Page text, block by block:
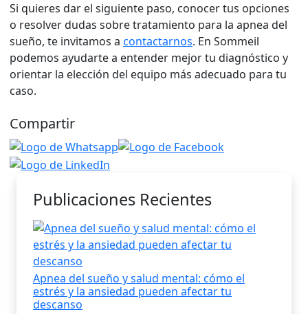
Si quieres dar el siguiente paso, conocer tus opciones
o resolver dudas sobre tratamiento para la apnea del
sueño, te invitamos a contactarnos. En Sommeil
podemos ayudarte a entender mejor tu diagnóstico y
orientar la elección del equipo más adecuado para tu
caso.
Compartir
Publicaciones Recientes
Apnea del sueño y salud mental: cómo el
estrés y la ansiedad pueden afectar tu
descanso